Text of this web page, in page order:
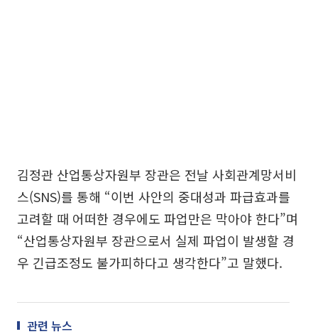
김정관 산업통상자원부 장관은 전날 사회관계망서비
스(SNS)를 통해 “이번 사안의 중대성과 파급효과를
고려할 때 어떠한 경우에도 파업만은 막아야 한다”며
“산업통상자원부 장관으로서 실제 파업이 발생할 경
우 긴급조정도 불가피하다고 생각한다”고 말했다.
관련 뉴스